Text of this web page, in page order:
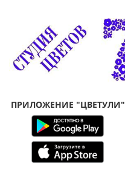
ПРИЛОЖЕНИЕ "ЦВЕТУЛИ"